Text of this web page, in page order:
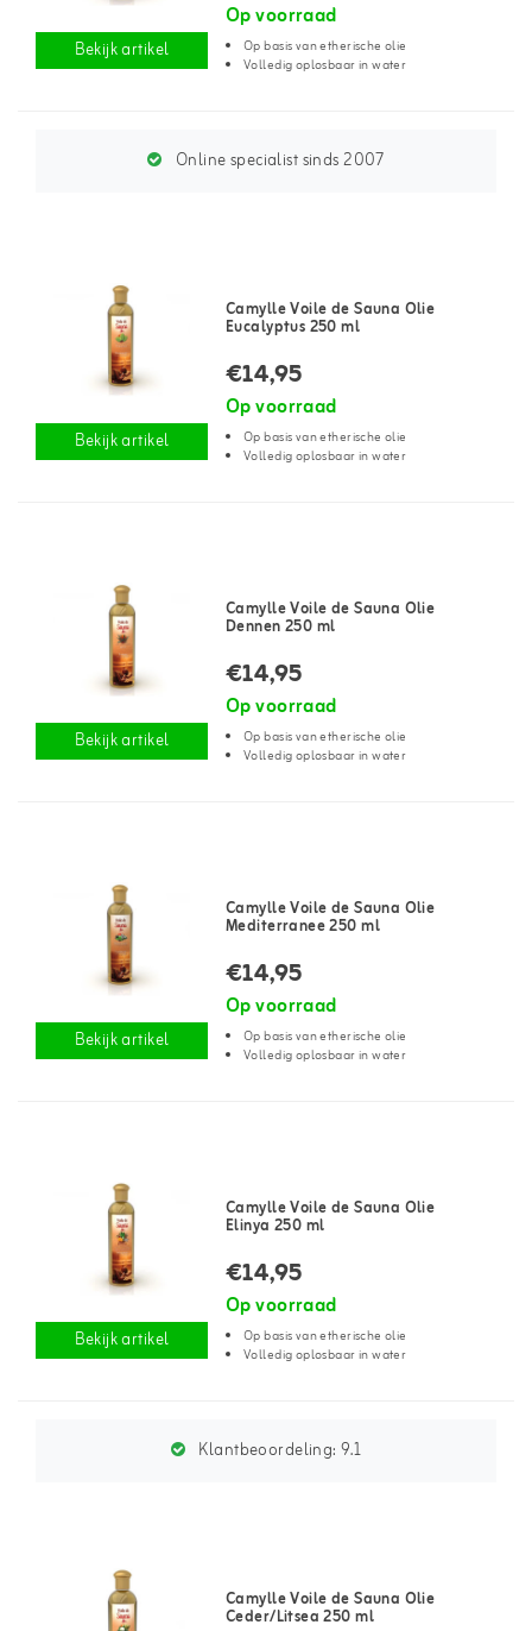
Bekijk artikel
Op voorraad
Op basis van etherische olie
Volledig oplosbaar in water
Online specialist sinds 2007
Bekijk artikel
Camylle Voile de Sauna Olie
Eucalyptus 250 ml
€14,95
Op voorraad
Op basis van etherische olie
Volledig oplosbaar in water
Bekijk artikel
Camylle Voile de Sauna Olie
Dennen 250 ml
€14,95
Op voorraad
Op basis van etherische olie
Volledig oplosbaar in water
Bekijk artikel
Camylle Voile de Sauna Olie
Mediterranee 250 ml
€14,95
Op voorraad
Op basis van etherische olie
Volledig oplosbaar in water
Bekijk artikel
Camylle Voile de Sauna Olie
Elinya 250 ml
€14,95
Op voorraad
Op basis van etherische olie
Volledig oplosbaar in water
Klantbeoordeling:9.1
Camylle Voile de Sauna Olie
Ceder/Litsea 250 ml